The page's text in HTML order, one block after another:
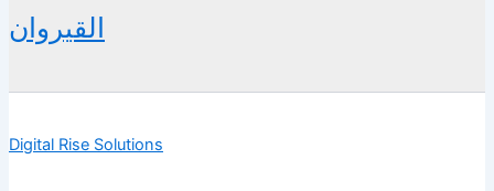
القيروان
Digital Rise Solutions